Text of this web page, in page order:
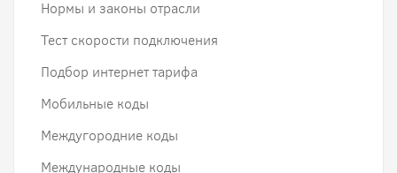
Нормы и законы отрасли
Тест скорости подключения
Подбор интернет тарифа
Мобильные коды
Междугородние коды
Международные коды